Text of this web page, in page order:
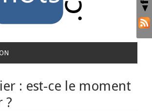
: est-ce le moment
?